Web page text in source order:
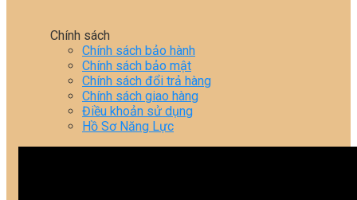
Chính sách
Chính sách bảo hành
Chính sách bảo mật
Chính sách đổi trả hàng
Chính sách giao hàng
Điều khoản sử dụng
Hồ Sơ Năng Lực